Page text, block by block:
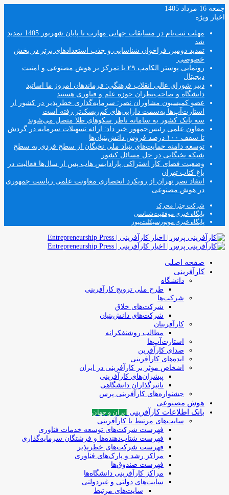
جمعه 16 مرداد 1405
اخبار ویژه
مهلت ثبت‌نام در مسابقات جهانی مهارت تا پایان شهریور 1405 تمدید
شد
تمدید دومین فراخوان شناسایی و جذب استعدادهای برتر در بخش
خصوصی
رونمایی پوستر الکامپ ۲۹ با تمرکز بر هوش مصنوعی و امنیت
دیجیتال
دبیر شورای عالی انقلاب فرهنگی: فرماندهان امروز ما اساتید
دانشگاه و صاحب‌نظران حوزه علم و فناوری هستند
عضو کمیسیون مشاوران نصر: سرمایه‌گذاری خطرپذیر در کشور از
استارت‌آپ‌ها به‌سمت دارایی‌های کم‌ریسک‌تر رفته است
سه بانک کشور به سامانه ناظر سکوهای طلا متصل می‌شوند
معاون علمی رئیس‌جمهور خبر داد: ارائه تسهیلات سرمایه در گردش
تا سقف ۱۰۰ درصد فروش دانش‌بنیان‌ها
توسعه دامنه حمایت‌های بنیاد ملی نخبگان از سطح فردی به سطح
شبکه نخبگانی در حل مسائل کشور
وضعیت فضای کار اشتراکی پارادایس هاب پس از سال‌ها فعالیت در
باغ کتاب تهران
انتقاد نصر تهران از رویکرد انحصاری معاونت علمی ریاست جمهوری
در هوش مصنوعی
شرکت چترا محرک
پایگاه خبری موفقیت‌شناسی
پایگاه خبری موتورسیکلت‌نیوز
صفحه اصلی
کارآفرینی
دانشگاه
طرح ملی ترویج کارآفرینی
شرکت‌ها
شرکت‌های خلاق
شرکت‌های دانش‌بنیان
کارآفرینان
مطالب روشنفکرانه
استارت‌آپ‌ها
صدای کارآفرین
ایده‌های کارآفرینی
اشخاص موثر بر کارآفرینی در ایران
پیشران‌های کارآفرینی
تاثیرگذاران دانشگاهی
جشنواره‌های کارآفرینی‌ پرس
هوش مصنوعی
بانک اطلاعات کارآفرینی
ایران و جهان
سایت‌های مرتبط با کارآفرینی
فهرست شرکت‌های‌‌ توسعه‌ خدمات فناوری
فهرست شتاب‌دهنده‌ها‌ و فرشتگان‌ سرمایه‌گذاری
فهرست شرکت‌های خطرپذیر
مراکز رشد و پارک‌های فناوری
فهرست صندوق‌ها
مراکز کارآفرینی دانشگاه‌ها
سایت‌های دولتی و غیردولتی
سایت‌های مرتبط